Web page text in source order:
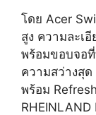
โดย Acer
สูง ความละเ
พร้อมขอบจอที่
ความสว่างสุ
พร้อม